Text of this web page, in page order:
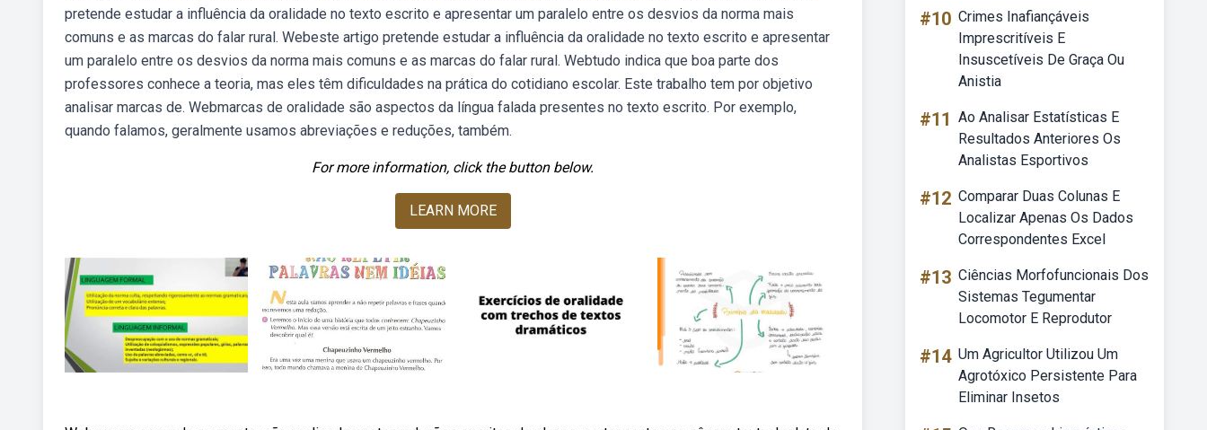
pretende estudar a influência da oralidade no texto escrito e apresentar um paralelo entre os desvios da norma mais
comuns e as marcas do falar rural. Webeste artigo pretende estudar a influência da oralidade no texto escrito e apresentar
um paralelo entre os desvios da norma mais comuns e as marcas do falar rural. Webtudo indica que boa parte dos
professores conhece a teoria, mas eles têm dificuldades na prática do cotidiano escolar. Este trabalho tem por objetivo
analisar marcas de. Webmarcas de oralidade são aspectos da língua falada presentes no texto escrito. Por exemplo,
quando falamos, geralmente usamos abreviações e reduções, também.
For more information, click the button below.
LEARN MORE
#10 Crimes Inafiançáveis
Imprescritíveis E
Insuscetíveis De Graça Ou
Anistia
#11 Ao Analisar Estatísticas E
Resultados Anteriores Os
Analistas Esportivos
#12 Comparar Duas Colunas E
Localizar Apenas Os Dados
Correspondentes Excel
#13 Ciências Morfofuncionais Dos
Sistemas Tegumentar
Locomotor E Reprodutor
#14 Um Agricultor Utilizou Um
Agrotóxico Persistente Para
Eliminar Insetos